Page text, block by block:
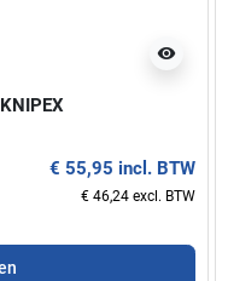
visibility
€ 55,95 incl. BTW
€ 46,24 excl. BTW